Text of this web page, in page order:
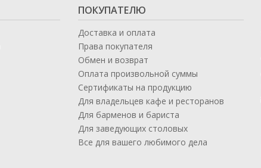
ПОКУПАТЕЛЮ
Доставка и оплата
Права покупателя
Обмен и возврат
Оплата произвольной суммы
Сертификаты на продукцию
Для владельцев кафе и ресторанов
Для барменов и бариста
Для заведующих столовых
Все для вашего любимого дела